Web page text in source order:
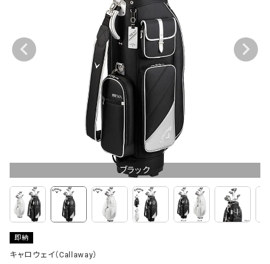
ブラック
即納
キャロウェイ（Callaway）